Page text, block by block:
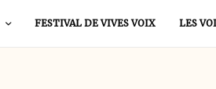
FESTIVAL DE VIVES VOIX LES